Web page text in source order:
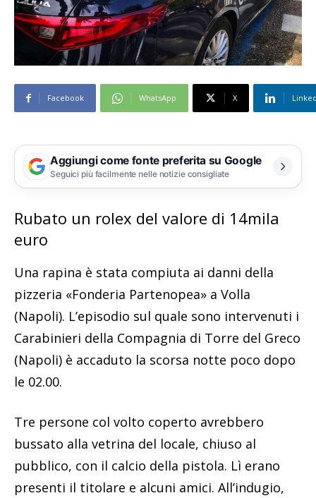
Facebook WhatsApp X
Aggiungi come fonte preferita su Google
Seguici più facilmente nelle notizie consigliate
Rubato un rolex del valore di 14mila
euro
Una rapina è stata compiuta ai danni della
pizzeria «Fonderia Partenopea» a Volla
(Napoli). L’episodio sul quale sono intervenuti i
Carabinieri della Compagnia di Torre del Greco
(Napoli) è accaduto la scorsa notte poco dopo
le 02.00.
Tre persone col volto coperto avrebbero
bussato alla vetrina del locale, chiuso al
pubblico, con il calcio della pistola. Lì erano
presenti il titolare e alcuni amici. All’indugio,